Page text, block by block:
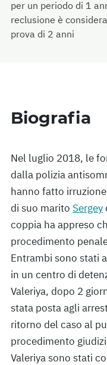
per un periodo di 1
reclusione è
prova di 2 anni
Biografia
Nel luglio 2018, le
dalla polizia
hanno fatto
di suo marito Sergey
coppia ha appreso
procedimento
Entrambi sono stati
in un centro di
Valeriya, dopo 2
stata posta agli
ritorno del caso al
procedimento
Valeriya sono stati